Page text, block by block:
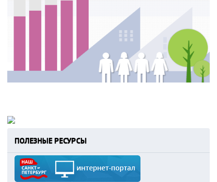
ПОЛЕЗНЫЕ РЕСУРСЫ